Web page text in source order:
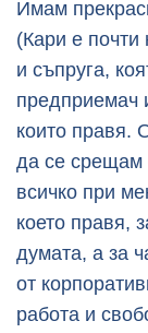
Имам
(Кари е
и съпруга,
предприемач
които правя.
да се срещам
всичко при
което правя,
думата, а за
от
работа и